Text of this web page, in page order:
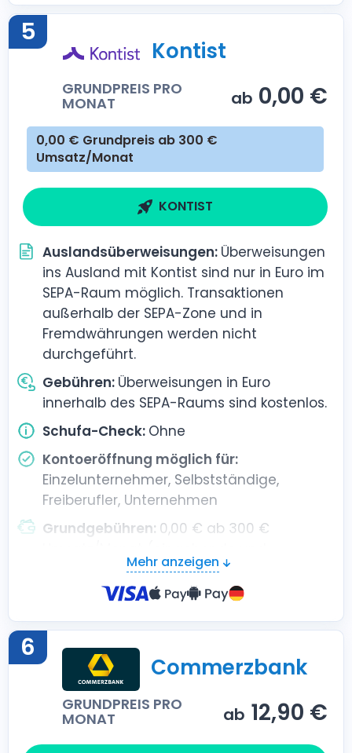
5
Kontist
GRUNDPREIS PRO
MONAT ab 0,00 €
0,00 € Grundpreis ab 300 €
Umsatz/Monat
KONTIST
Auslandsüberweisungen: Überweisungen
ins Ausland mit Kontist sind nur in Euro im
SEPA-Raum möglich. Transaktionen
außerhalb der SEPA-Zone und in
Fremdwährungen werden nicht
durchgeführt.
Gebühren: Überweisungen in Euro
innerhalb des SEPA-Raums sind kostenlos.
Schufa-Check: Ohne
Kontoeröffnung möglich für:
Einzelunternehmer, Selbstständige,
Freiberufler, Unternehmen
Grundgebühren: 0,00 € ab 300 €
ausgehende Transaktionen gesamt),
sonst 2,00 €/Monat
Mehr anzeigen
6
Commerzbank
GRUNDPREIS PRO
MONAT ab 12,90 €